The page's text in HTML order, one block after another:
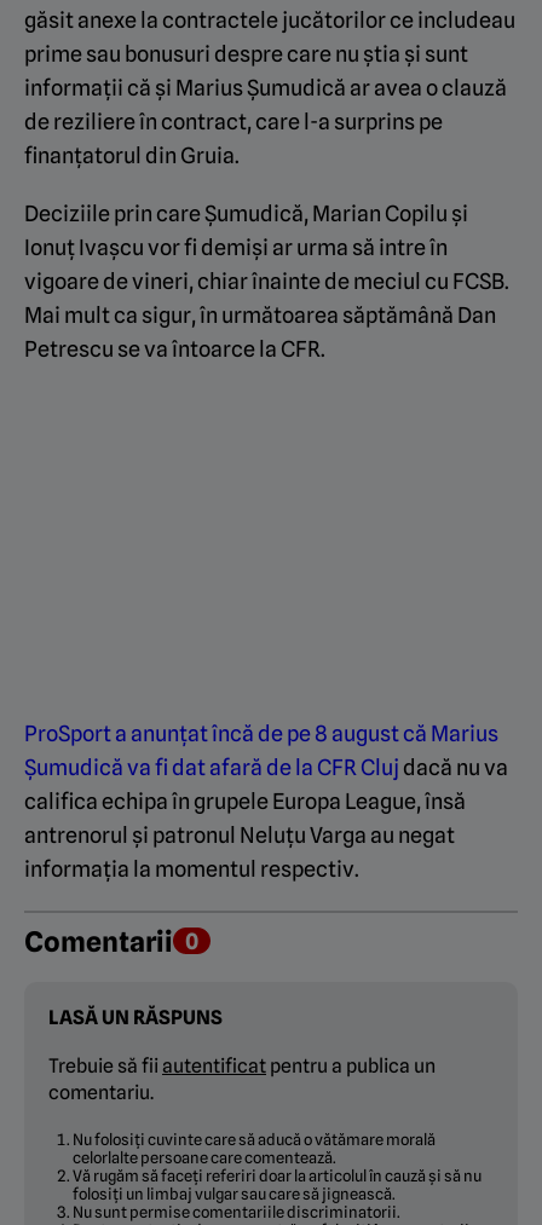
găsit anexe la contractele jucătorilor ce includeau
prime sau bonusuri despre care nu știa și sunt
informații că și Marius Șumudică ar avea o clauză
de reziliere în contract, care l-a surprins pe
finanțatorul din Gruia.
Deciziile prin care Șumudică, Marian Copilu și
Ionuț Ivașcu vor fi demiși ar urma să intre în
vigoare de vineri, chiar înainte de meciul cu FCSB.
Mai mult ca sigur, în următoarea săptămână Dan
Petrescu se va întoarce la CFR.
ProSport a anunțat încă de pe 8 august că Marius
Șumudică va fi dat afară de la CFR Cluj dacă nu va
califica echipa în grupele Europa League, însă
antrenorul și patronul Neluțu Varga au negat
informația la momentul respectiv.
Comentarii 0
LASĂ UN RĂSPUNS
Trebuie să fii autentificat pentru a publica un
comentariu.
Nu folosiți cuvinte care să aducă o vătămare morală
celorlalte persoane care comentează.
Vă rugăm să faceți referiri doar la articolul în cauză și să nu
folosiți un limbaj vulgar sau care să jignească.
Nu sunt permise comentariile discriminatorii.